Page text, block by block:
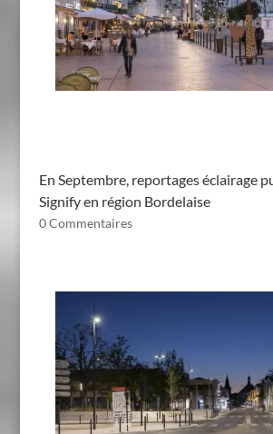
En Septembre, reportages éclairage
Signify en région Bordelaise
0 Commentaires